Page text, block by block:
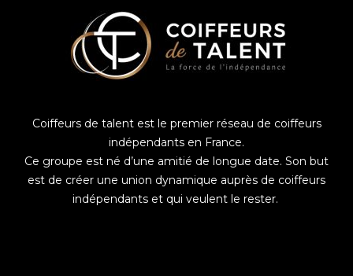
Coiffeurs de talent est le premier réseau de coiffeurs
indépendants en France.
Ce groupe est né d’une amitié de longue date. Son but
est de créer une union dynamique auprès de coiffeurs
indépendants et qui veulent le rester.